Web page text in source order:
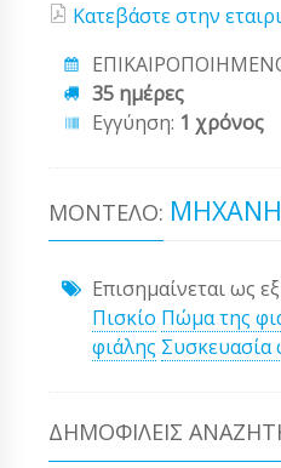
Κατεβάστε στην
35 ημέρες
Εγγύηση: 1 χρόνος
ΜΟΝΤΈΛΟ: ΜΗΧΑΝΉ
Επισημαίνεται ως
Πισκίο Πώμα της
φιάλης Συσκευασία
ΔΗΜΟΦΙΛΕΊΣ